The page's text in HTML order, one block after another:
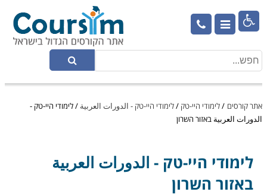

אתר קורסים /לימודי היי-טק /לימודי היי-טק - الدورات العربية /לימודי היי-טק -
الدورات العربية באזור השרון
לימודי היי-טק - الدورات العربية
באזור השרון